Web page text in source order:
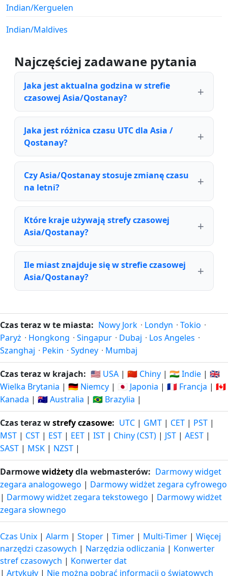
Indian/Kerguelen
Indian/Maldives
Najczęściej zadawane pytania
Jaka jest aktualna godzina w strefie
czasowej Asia/Qostanay?
Jaka jest różnica czasu UTC dla Asia /
Qostanay?
Czy Asia/Qostanay stosuje zmianę czasu
na letni?
Które kraje używają strefy czasowej
Asia/Qostanay?
Ile miast znajduje się w strefie czasowej
Asia/Qostanay?
Czas teraz w te miasta: Nowy Jork · Londyn · Tokio ·
Paryż · Hongkong · Singapur · Dubaj · Los Angeles ·
Szanghaj · Pekin · Sydney · Mumbaj
Czas teraz w krajach: 🇺🇸 USA | 🇨🇳 Chiny | 🇮🇳 Indie | 🇬🇧
Wielka Brytania | 🇩🇪 Niemcy | 🇯🇵 Japonia | 🇫🇷 Francja | 🇨🇦
Kanada | 🇦🇺 Australia | 🇧🇷 Brazylia |
Czas teraz wstrefy czasowe: UTC | GMT | CET | PST |
MST | CST | EST | EET | IST | Chiny (CST) | JST | AEST |
SAST | MSK | NZST |
Darmowewidżetydla webmasterów: Darmowy widget
zegara analogowego | Darmowy widżet zegara cyfrowego
| Darmowy widżet zegara tekstowego | Darmowy widżet
zegara słownego
Czas Unix | Alarm | Stoper | Timer | Multi-Timer | Więcej
narzędzi czasowych | Narzędzia odliczania | Konwerter
stref czasowych | Konwerter dat
| Artykuły | Nie można pobrać informacji o światowych